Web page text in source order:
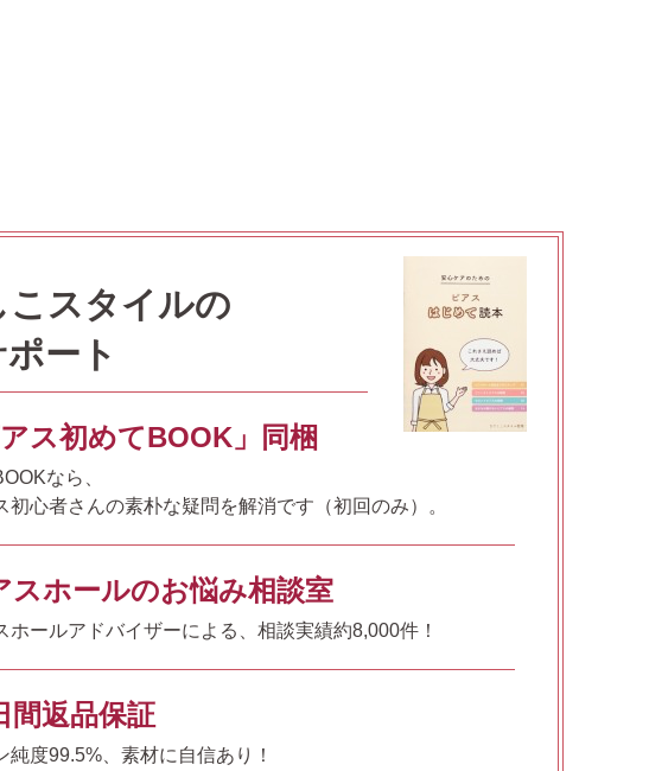
こスタイルの
ート
アス初めてBOOK」同梱
なら、
初心者さんの素朴な疑問を解消です（初回のみ）。
スホールのお悩み相談室
ホールアドバイザーによる、相談実績約8,000件！
間返品保証
純度99.5%、素材に自信あり！